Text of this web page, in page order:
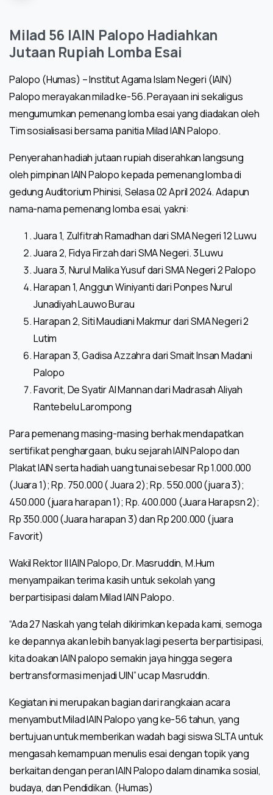
Milad 56 IAIN Palopo Hadiahkan
Jutaan Rupiah Lomba Esai
Palopo (Humas) – Institut Agama Islam Negeri (IAIN)
Palopo merayakan milad ke-56. Perayaan ini sekaligus
mengumumkan pemenang lomba esai yang diadakan oleh
Tim sosialisasi bersama panitia Milad IAIN Palopo.
Penyerahan hadiah jutaan rupiah diserahkan langsung
oleh pimpinan IAIN Palopo kepada pemenang lomba di
gedung Auditorium Phinisi, Selasa 02 April 2024. Adapun
nama-nama pemenang lomba esai, yakni:
Juara 1, Zulfitrah Ramadhan dari SMA Negeri 12 Luwu
Juara 2, Fidya Firzah dari SMA Negeri. 3 Luwu
Juara 3, Nurul Malika Yusuf dari SMA Negeri 2 Palopo
Harapan 1, Anggun Winiyanti dari Ponpes Nurul
Junadiyah Lauwo Burau
Harapan 2, Siti Maudiani Makmur dari SMA Negeri 2
Lutim
Harapan 3, Gadisa Azzahra dari Smait Insan Madani
Palopo
Favorit, De Syatir Al Mannan dari Madrasah Aliyah
Rantebelu Larompong
Para pemenang masing-masing berhak mendapatkan
sertifikat penghargaan, buku sejarah IAIN Palopo dan
Plakat IAIN serta hadiah uang tunai sebesar Rp 1.000.000
(Juara 1); Rp. 750.000 ( Juara 2); Rp. 550.000 (juara 3);
450.000 (juara harapan 1); Rp. 400.000 (Juara Harapsn 2);
Rp 350.000 (Juara harapan 3) dan Rp 200.000 (juara
Favorit)
Wakil Rektor II IAIN Palopo, Dr. Masruddin, M.Hum
menyampaikan terima kasih untuk sekolah yang
berpartisipasi dalam Milad IAIN Palopo.
“Ada 27 Naskah yang telah dikirimkan kepada kami, semoga
ke depannya akan lebih banyak lagi peserta berpartisipasi,
kita doakan IAIN palopo semakin jaya hingga segera
bertransformasi menjadi UIN” ucap Masruddin.
Kegiatan ini merupakan bagian dari rangkaian acara
menyambut Milad IAIN Palopo yang ke-56 tahun, yang
bertujuan untuk memberikan wadah bagi siswa SLTA untuk
mengasah kemampuan menulis esai dengan topik yang
berkaitan dengan peran IAIN Palopo dalam dinamika sosial,
budaya, dan Pendidikan. (Humas)